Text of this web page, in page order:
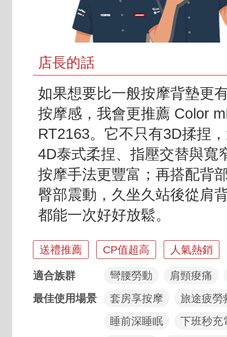
店長的話
如果想要比一般按摩背墊更
按摩感，我會更推薦 Color
RT2163。它不只有3D揉捏
4D泰式柔捏、指壓交替與寬
按摩手法更豐富；再搭配背
臀部震動，久坐久站後從肩
都能一次好好放鬆。
亮點標籤
送禮推薦 CP值超高 人氣熱銷
適合族群 彎腰勞動
肩頸痠痛
最佳使用場景
套房享按摩
旅途疲勞
睡前深睡眠
下班秒充